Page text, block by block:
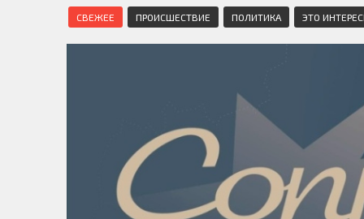
СВЕЖЕЕ ПРОИСШЕСТВИЕ ПОЛИТИКА ЭТО